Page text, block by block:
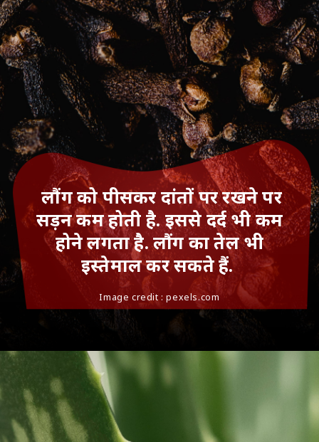
Image credit : pexels.com
लौंग को पीसकर दांतों पर रखने पर
सड़न कम होती है. इससे दर्द भी कम
होने लगता है. लौंग का तेल भी
इस्तेमाल कर सकते हैं.